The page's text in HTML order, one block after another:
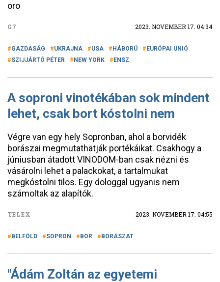
oro
G7 2023. NOVEMBER 17. 04:34
GAZDASÁG UKRAJNA USA HÁBORÚ
EURÓPAI UNIÓ
SZIJJÁRTÓ PÉTER
NEW YORK ENSZ
A soproni vinotékában sok mindent
lehet, csak bort kóstolni nem
Végre van egy hely Sopronban, ahol a borvidék
borászai megmutathatják portékáikat. Csakhogy a
júniusban átadott VINODOM-ban csak nézni és
vásárolni lehet a palackokat, a tartalmukat
megkóstolni tilos. Egy dologgal ugyanis nem
számoltak az alapítók.
TELEX 2023. NOVEMBER 17. 04:55
BELFÖLD SOPRON BOR BORÁSZAT
"Ádám Zoltán az egyetemi